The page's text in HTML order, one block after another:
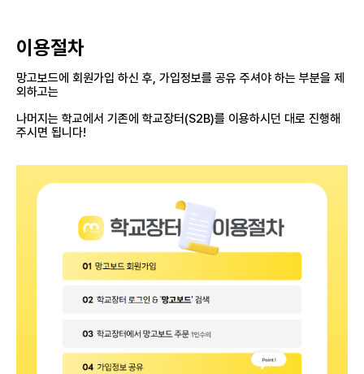
이용절차
망고보드에 회원가입 하신 후, 가입정보를 공유 주셔야 하는 부분을 제
외하고는
나머지는 학교에서 기존에 학교장터(S2B)를 이용하시던 대로 진행해
주시면 됩니다!